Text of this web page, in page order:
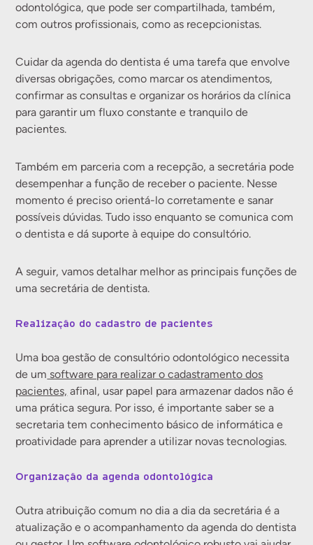
odontológica, que pode ser compartilhada, também,
com outros profissionais, como as recepcionistas.
Cuidar da agenda do dentista é uma tarefa que envolve
diversas obrigações, como marcar os atendimentos,
confirmar as consultas e organizar os horários da clínica
para garantir um fluxo constante e tranquilo de
pacientes.
Também em parceria com a recepção, a secretária pode
desempenhar a função de receber o paciente. Nesse
momento é preciso orientá-lo corretamente e sanar
possíveis dúvidas. Tudo isso enquanto se comunica com
o dentista e dá suporte à equipe do consultório.
A seguir, vamos detalhar melhor as principais funções de
uma secretária de dentista.
Realização do cadastro de pacientes
Uma boa gestão de consultório odontológico necessita
de um software para realizar o cadastramento dos
pacientes, afinal, usar papel para armazenar dados não é
uma prática segura. Por isso, é importante saber se a
secretaria tem conhecimento básico de informática e
proatividade para aprender a utilizar novas tecnologias.
Organização da agenda odontológica
Outra atribuição comum no dia a dia da secretária é a
atualização e o acompanhamento da agenda do dentista